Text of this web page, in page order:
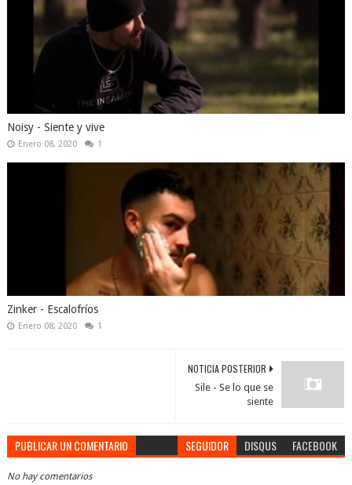
Noisy - Siente y vive
Enero 08, 2020 1
Zinker - Escalofríos
Enero 08, 2020 1
NOTICIA POSTERIOR
Sile - Se lo que se
siente
PUBLICAR UN COMENTARIO SEGUIDOR DISQUS FACEBOOK
No hay comentarios